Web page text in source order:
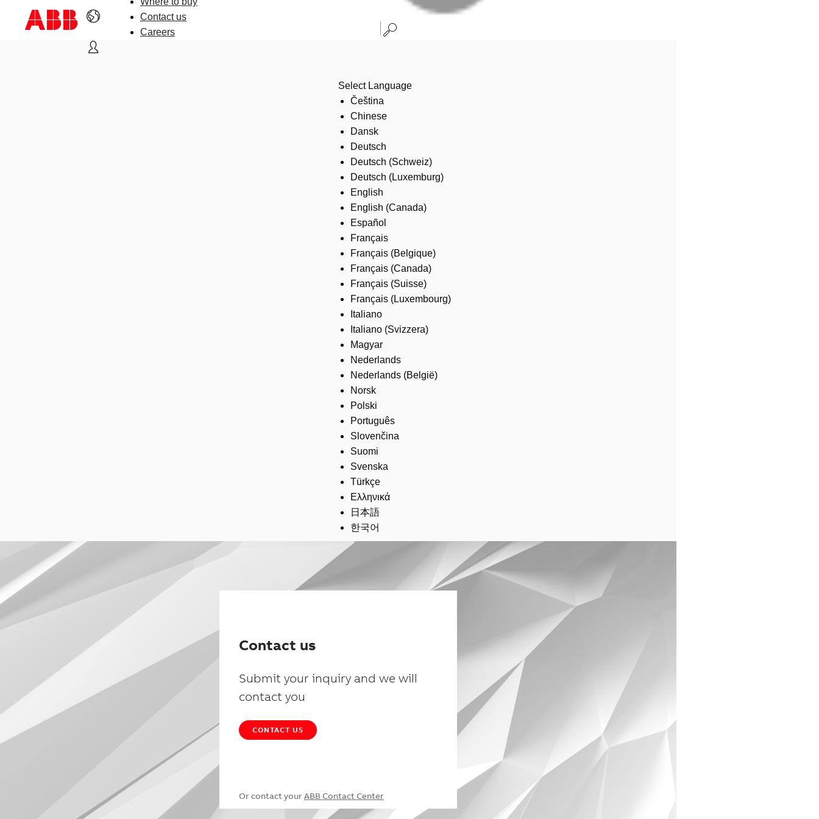
Contact us
Careers
Select Language
Čeština
Chinese
Dansk
Deutsch
Deutsch (Schweiz)
Deutsch (Luxemburg)
English
English (Canada)
Español
Français
Français (Belgique)
Français (Canada)
Français (Suisse)
Français (Luxembourg)
Italiano
Italiano (Svizzera)
Magyar
Nederlands
Nederlands (België)
Norsk
Polski
Português
Slovenčina
Suomi
Svenska
Türkçe
Ελληνικά
日本語
한국어
Contact us
Submit your inquiry and we will
contact you
CONTACT US
Or contact your ABB Contact Center